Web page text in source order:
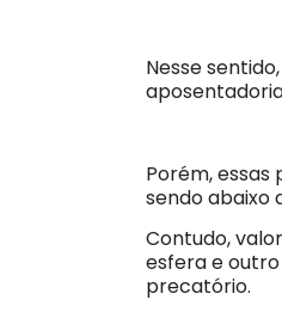
Nesse
Porém,
sendo abaixo
Contudo,
esfera e
precatório.